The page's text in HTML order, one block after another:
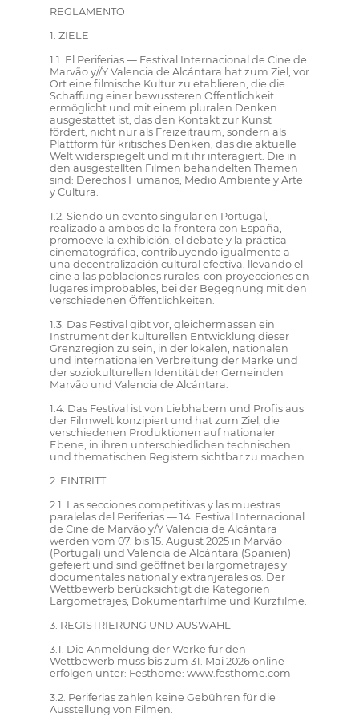
REGLAMENTO
1. ZIELE
1.1. El Periferias — Festival Internacional de Cine de
Marvão y//Y Valencia de Alcántara hat zum Ziel, vor
Ort eine filmische Kultur zu etablieren, die die
Schaffung einer bewussteren Öffentlichkeit
ermöglicht und mit einem pluralen Denken
ausgestattet ist, das den Kontakt zur Kunst
fördert, nicht nur als Freizeitraum, sondern als
Plattform für kritisches Denken, das die aktuelle
Welt widerspiegelt und mit ihr interagiert. Die in
den ausgestellten Filmen behandelten Themen
sind: Derechos Humanos, Medio Ambiente y Arte
y Cultura.
1.2. Siendo un evento singular en Portugal,
realizado a ambos de la frontera con España,
promoeve la exhibición, el debate y la práctica
cinematográfica, contribuyendo igualmente a
una decentralización cultural efectiva, llevando el
cine a las poblaciones rurales, con proyecciones en
lugares improbables, bei der Begegnung mit den
verschiedenen Öffentlichkeiten.
1.3. Das Festival gibt vor, gleichermassen ein
Instrument der kulturellen Entwicklung dieser
Grenzregion zu sein, in der lokalen, nationalen
und internationalen Verbreitung der Marke und
der soziokulturellen Identität der Gemeinden
Marvão und Valencia de Alcántara.
1.4. Das Festival ist von Liebhabern und Profis aus
der Filmwelt konzipiert und hat zum Ziel, die
verschiedenen Produktionen auf nationaler
Ebene, in ihren unterschiedlichen technischen
und thematischen Registern sichtbar zu machen.
2. EINTRITT
2.1. Las secciones competitivas y las muestras
paralelas del Periferias — 14. Festival Internacional
de Cine de Marvão y/Y Valencia de Alcántara
werden vom 07. bis 15. August 2025 in Marvão
(Portugal) und Valencia de Alcántara (Spanien)
gefeiert und sind geöffnet bei largometrajes y
documentales national y extranjerales os. Der
Wettbewerb berücksichtigt die Kategorien
Largometrajes, Dokumentarfilme und Kurzfilme.
3. REGISTRIERUNG UND AUSWAHL
3.1. Die Anmeldung der Werke für den
Wettbewerb muss bis zum 31. Mai 2026 online
erfolgen unter: Festhome: www.festhome.com
3.2. Periferias zahlen keine Gebühren für die
Ausstellung von Filmen.